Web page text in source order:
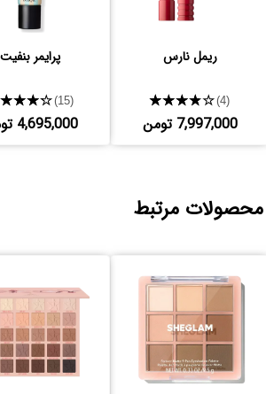
ریمل نارس
★★★★★(4)
7,997,000 تومن
پرایمر بنفیت
(15)
4,695,000 تومن
محصولات مرتبط